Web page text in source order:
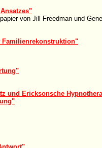
von Jill Freedman und Gene
Familienrekonstruktion"
und Ericksonsche